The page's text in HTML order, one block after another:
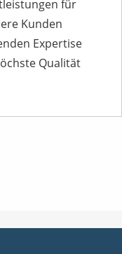
für
Kunden
Expertise
Qualität